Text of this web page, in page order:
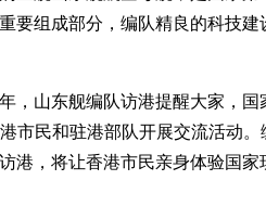
组成部分，编队精良的科技
山东舰编队访港提醒大家，
民和驻港部队开展交流活动
，将让香港市民亲身体验国